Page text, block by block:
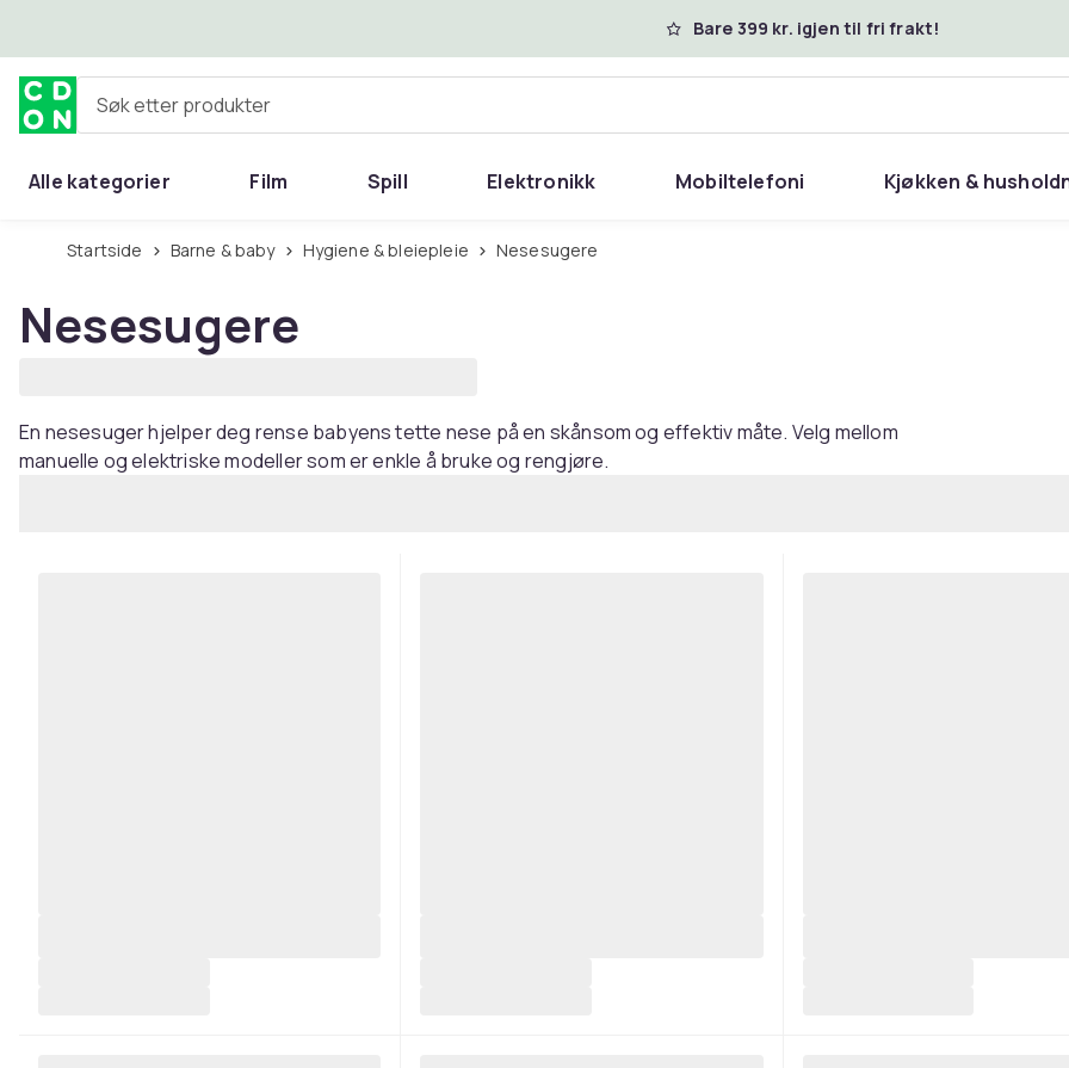
Bare 399 kr. igjen til fri frakt!
Søk etter produkter
Alle kategorier Film Spill Elektronikk Mobiltelefoni Kjøkken &
Startside Barne & baby Hygiene & bleiepleie Nesesugere
Nesesugere
En nesesuger hjelper deg rense babyens tette nese på en skånsom og effektiv måte. Velg mellom
manuelle og elektriske modeller som er enkle å bruke og rengjøre.